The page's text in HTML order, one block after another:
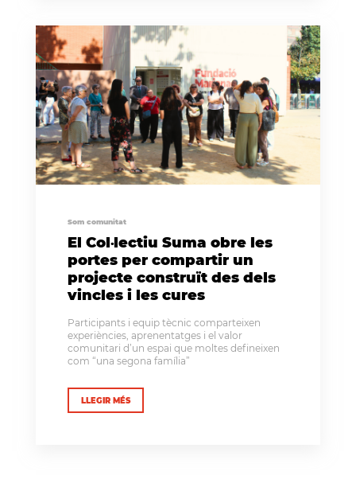
Som comunitat
El Col·lectiu Suma obre les
portes per compartir un
projecte construït des dels
vincles i les cures
Participants i equip tècnic comparteixen
experiències, aprenentatges i el valor
comunitari d’un espai que moltes defineixen
com “una segona família”
LLEGIR MÉS